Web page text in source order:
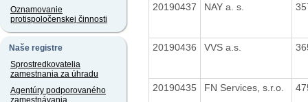
Oznamovanie
protispoločenskej činnosti
Naše registre
Sprostredkovatelia
zamestnania za úhradu
Agentúry podporovaného
zamestnávania
20190437 NAY a. s.
20190436 VVS a.s.
20190435 FN Services, s.r.o.